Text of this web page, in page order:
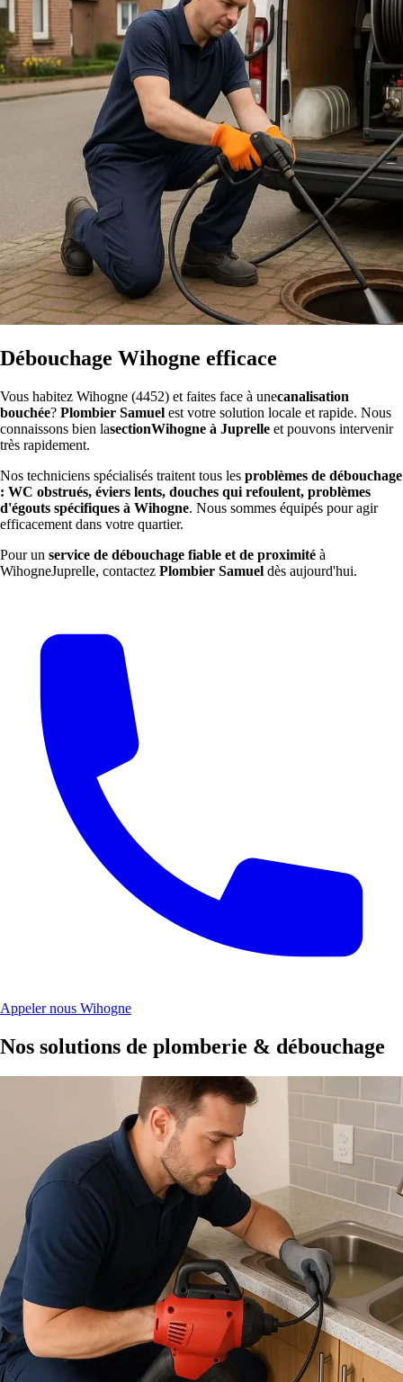
Débouchage Wihogne efficace
Vous habitez Wihogne (4452) et faites face à unecanalisation
bouchée? Plombier Samuel est votre solution locale et rapide. Nous
connaissons bien lasectionWihogne à Juprelle et pouvons intervenir
très rapidement.
Nos techniciens spécialisés traitent tous les problèmes de débouchage
: WC obstrués, éviers lents, douches qui refoulent, problèmes
d'égouts spécifiques à Wihogne. Nous sommes équipés pour agir
efficacement dans votre quartier.
Pour un service de débouchage fiable et de proximité à
WihogneJuprelle, contactez Plombier Samuel dès aujourd'hui.
Appeler nous Wihogne
Nos solutions de plomberie & débouchage